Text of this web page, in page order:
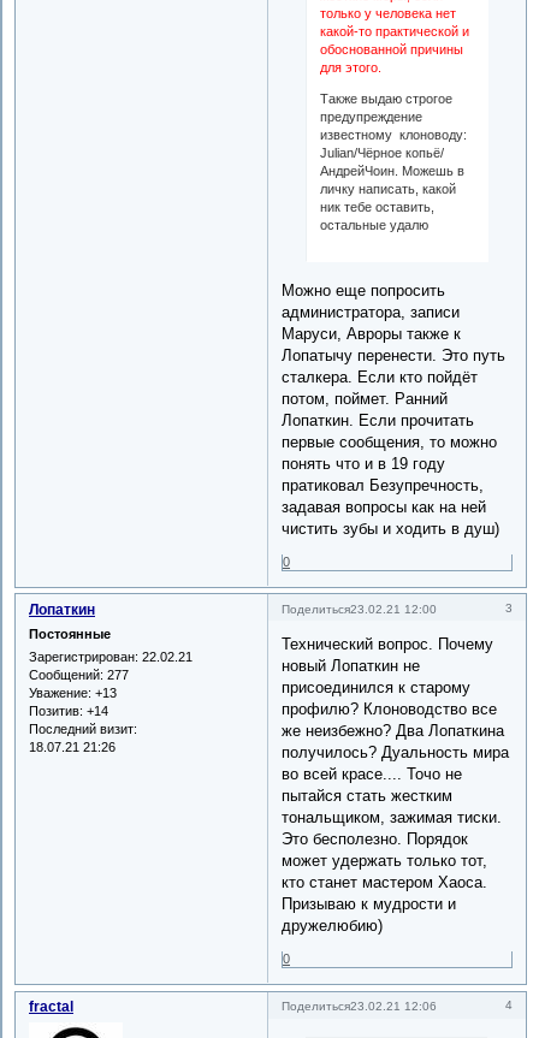
только у человека нет
какой-то практической и
обоснованной причины
для этого.
Также выдаю строгое
предупреждение
известному клоноводу:
Julian/Чёрное копьё/
АндрейЧоин. Можешь в
личку написать, какой
ник тебе оставить,
остальные удалю
Можно еще попросить
администратора, записи
Маруси, Авроры также к
Лопатычу перенести. Это путь
сталкера. Если кто пойдёт
потом, поймет. Ранний
Лопаткин. Если прочитать
первые сообщения, то можно
понять что и в 19 году
пратиковал Безупречность,
задавая вопросы как на ней
чистить зубы и ходить в душ)
0
Поделиться 3
23.02.21 12:00
Лопаткин
Постоянные
Зарегистрирован: 22.02.21
Сообщений: 277
Уважение: +13
Позитив: +14
Последний визит:
18.07.21 21:26
Технический вопрос. Почему
новый Лопаткин не
присоединился к старому
профилю? Клоноводство все
же неизбежно? Два Лопаткина
получилось? Дуальность мира
во всей красе.... Точо не
пытайся стать жестким
тональщиком, зажимая тиски.
Это бесполезно. Порядок
может удержать только тот,
кто станет мастером Хаоса.
Призываю к мудрости и
дружелюбию)
0
Поделиться 4
23.02.21 12:06
fractal